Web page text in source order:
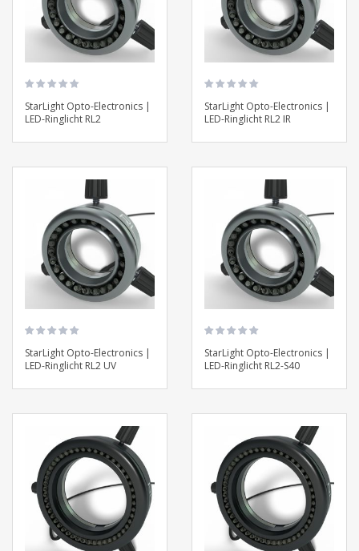
StarLight Opto-Electronics |
LED-Ringlicht RL2
StarLight Opto-Electronics |
LED-Ringlicht RL2 IR
StarLight Opto-Electronics |
LED-Ringlicht RL2 UV
StarLight Opto-Electronics |
LED-Ringlicht RL2-S40